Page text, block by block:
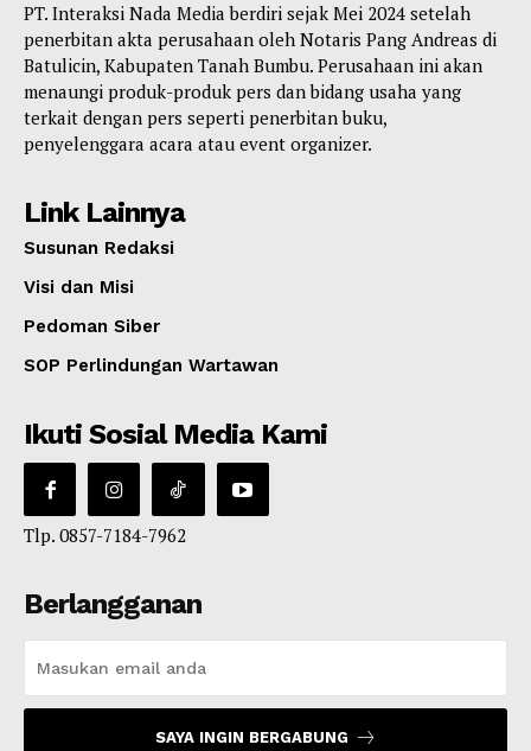
PT. Interaksi Nada Media berdiri sejak Mei 2024 setelah
penerbitan akta perusahaan oleh Notaris Pang Andreas di
Batulicin, Kabupaten Tanah Bumbu. Perusahaan ini akan
menaungi produk-produk pers dan bidang usaha yang
terkait dengan pers seperti penerbitan buku,
penyelenggara acara atau event organizer.
Link Lainnya
Susunan Redaksi
Visi dan Misi
Pedoman Siber
SOP Perlindungan Wartawan
Ikuti Sosial Media Kami
Tlp. 0857-7184-7962
Berlangganan
SAYA INGIN BERGABUNG